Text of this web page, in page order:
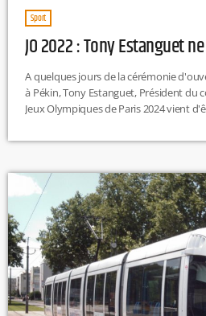
Sport
JO 2022 : Tony Estanguet
A quelques jours de la cérémonie
à Pékin, Tony Estanguet, Président du
Jeux Olympiques de Paris 2024 vient
l'ouverture de l'événement vendredi à
remplacera. Il sera accompagné d'une
[…]